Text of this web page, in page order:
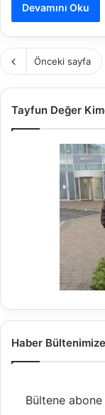
Devamını Oku
Önceki sayfa
Tayfun Değer
Haber
Bültene